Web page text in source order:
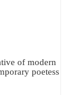
of modern
poetess